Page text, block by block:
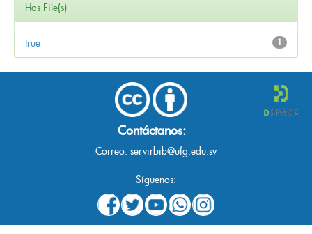
Has File(s)
1
true
Contáctanos:
Correo: servirbib@ufg.edu.sv
Síguenos: